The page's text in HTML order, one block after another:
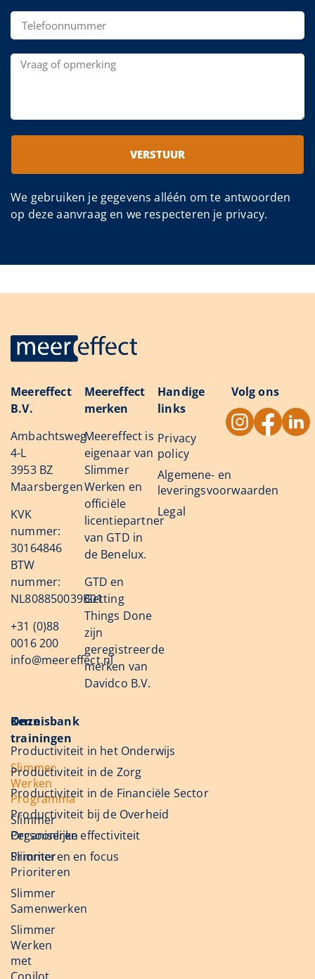
VERSTUUR
We gebruiken je gegevens alléén om te antwoorden
op deze aanvraag en we respecteren je privacy.
Meereffect
B.V.
Ambachtsweg
4-L
3953 BZ
Maarsbergen
KVK
nummer:
30164846
BTW
nummer:
NL808850039B01
+31 (0)88
0016 200
info@meereffect.nl
Meereffect
merken
Meereffect is
eigenaar van
Slimmer
Werken en
officiële
licentiepartner
van GTD in
de Benelux.
GTD en
Getting
Things Done
zijn
geregistreerde
merken van
Davidco B.V.
Handige
links
Privacy
policy
Algemene- en
leveringsvoorwaarden
Legal
Volg ons
Onze
trainingen
Slimmer
Werken
Programma
Slimmer
Organiseren
Slimmer
Prioriteren
Slimmer
Samenwerken
Slimmer
Werken
met
Kennisbank
Productiviteit in het Onderwijs
Productiviteit in de Zorg
Productiviteit in de Financiële Sector
Productiviteit bij de Overheid
Persoonlijke effectiviteit
Prioriteren en focus